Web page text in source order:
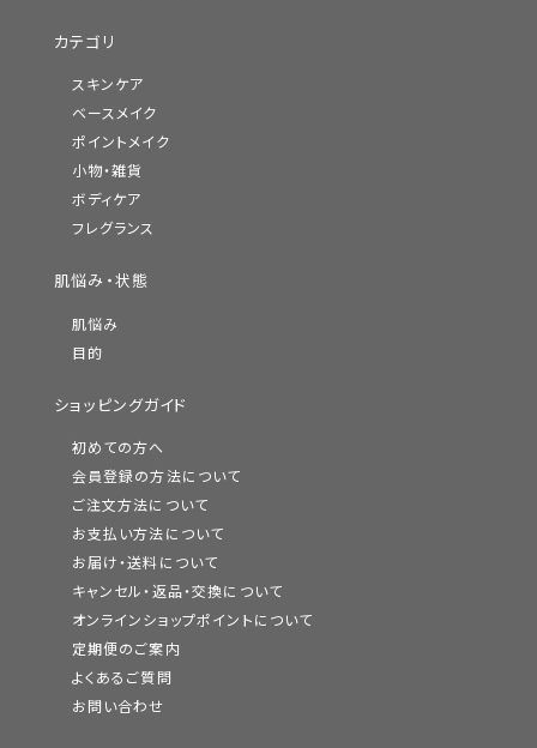
カテゴリ
スキンケア
ベースメイク
ポイントメイク
小物・雑貨
ボディケア
フレグランス
肌悩み・状態
肌悩み
目的
ショッピングガイド
初めての方へ
会員登録の方法について
ご注文方法について
お支払い方法について
お届け・送料について
キャンセル・返品・交換について
オンラインショップポイントについて
定期便のご案内
よくあるご質問
お問い合わせ